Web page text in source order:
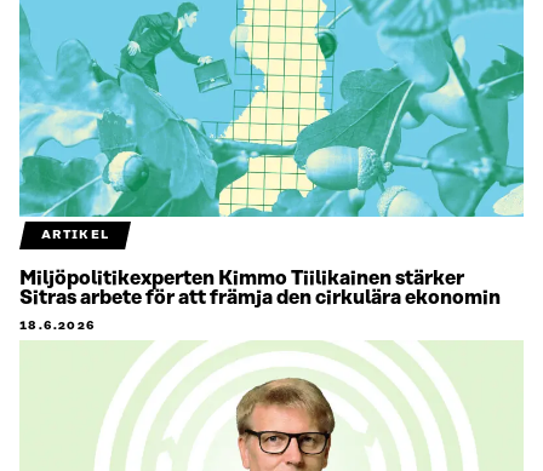
ARTIKEL
Miljöpolitikexperten Kimmo Tiilikainen stärker
Sitras arbete för att främja den cirkulära ekonomin
18.6.2026